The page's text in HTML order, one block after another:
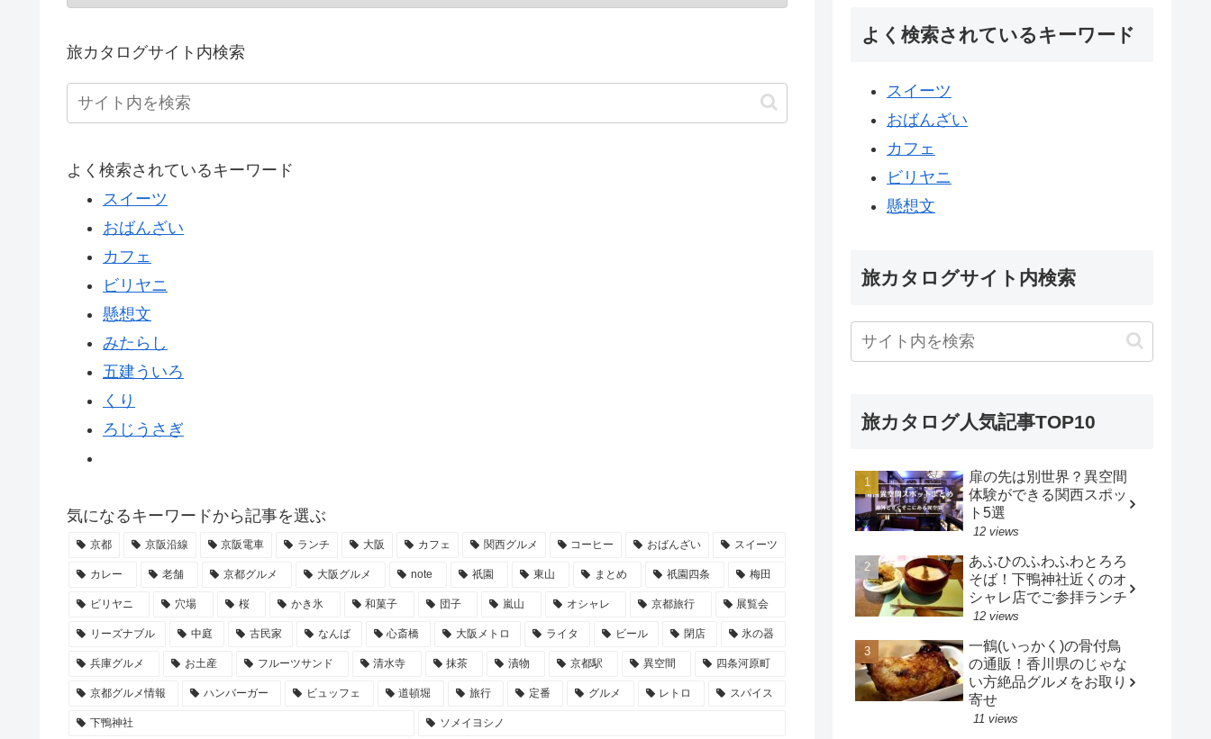
旅カタログサイト内検索
よく検索されているキーワード
スイーツ
おばんざい
カフェ
ビリヤニ
懸想文
みたらし
五建ういろ
くり
ろじうさぎ
気になるキーワードから記事を選ぶ
京都 京阪沿線 京阪電車 ランチ 大阪 カフェ 関西グルメ コーヒー おばんざい スイーツ
カレー 老舗 京都グルメ 大阪グルメ note 祇園 東山 まとめ 祇園四条 梅田
ビリヤニ 穴場 桜 かき氷 和菓子 団子 嵐山 オシャレ 京都旅行 展覧会
リーズナブル 中庭 古民家 なんば 心斎橋 大阪メトロ ライタ ビール 閉店 氷の器
兵庫グルメ お土産 フルーツサンド 清水寺 抹茶 漬物 京都駅 異空間 四条河原町
京都グルメ情報 ハンバーガー ビュッフェ 道頓堀 旅行 定番 グルメ レトロ スパイス
下鴨神社 ソメイヨシノ
よく検索されているキーワード
スイーツ
おばんざい
カフェ
ビリヤニ
懸想文
旅カタログサイト内検索
旅カタログ人気記事TOP10
扉の先は別世界？異空間
体験ができる関西スポッ
ト5選
12 views
あふひのふわふわとろろ
そば！下鴨神社近くのオ
シャレ店でご参拝ランチ
12 views
一鶴(いっかく)の骨付鳥
の通販！香川県のじゃな
い方絶品グルメをお取り
寄せ
11 views